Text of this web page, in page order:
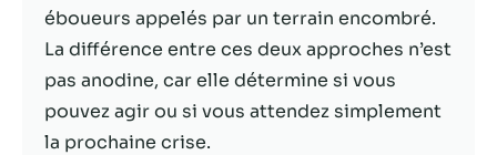
éboueurs appelés par un terrain encombré.
La différence entre ces deux approches n’est
pas anodine, car elle détermine si vous
pouvez agir ou si vous attendez simplement
la prochaine crise.
nécessaires au
fonctionnement
du site Web.